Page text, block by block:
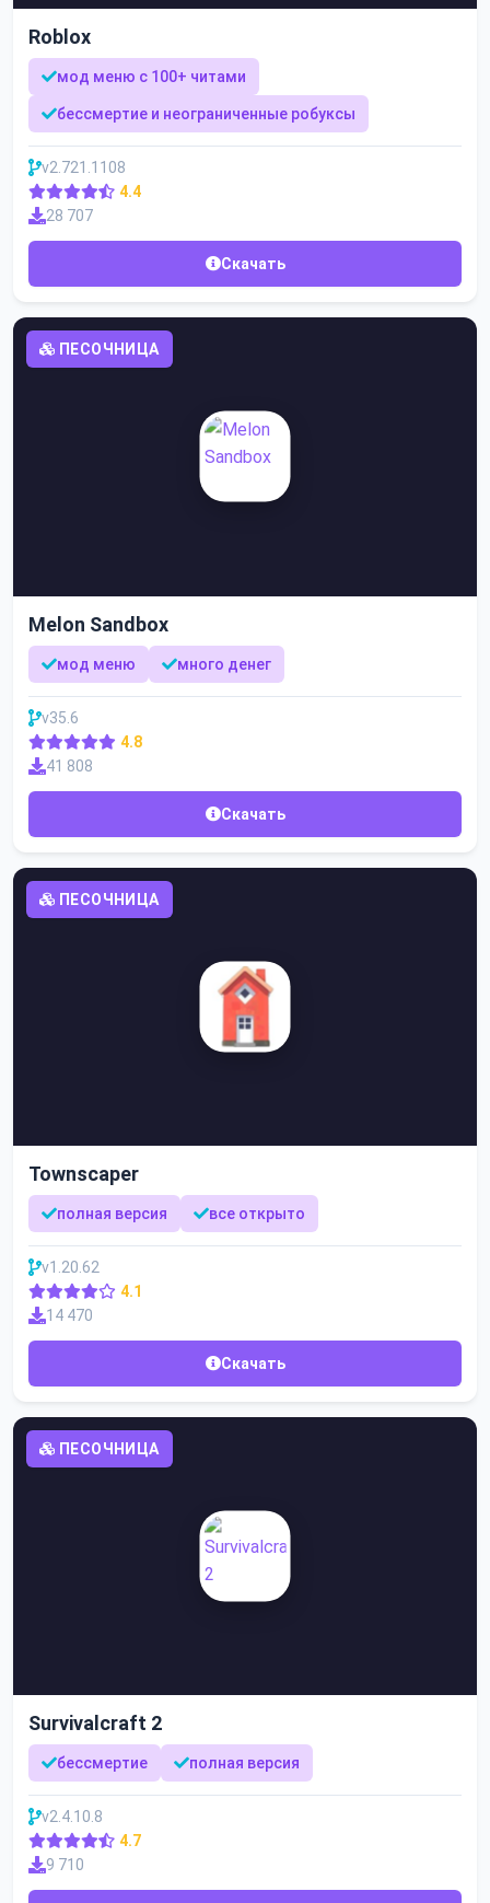
Roblox
мод меню с 100+ читами
бессмертие и неограниченные робуксы
v2.721.1108
4.4
28 707
Скачать
ПЕСОЧНИЦА
Melon Sandbox
мод меню много денег
v35.6
4.8
41 808
Скачать
ПЕСОЧНИЦА
Townscaper
полная версия все открыто
v1.20.62
4.1
14 470
Скачать
ПЕСОЧНИЦА
Survivalcraft 2
бессмертие полная версия
v2.4.10.8
4.7
9 710